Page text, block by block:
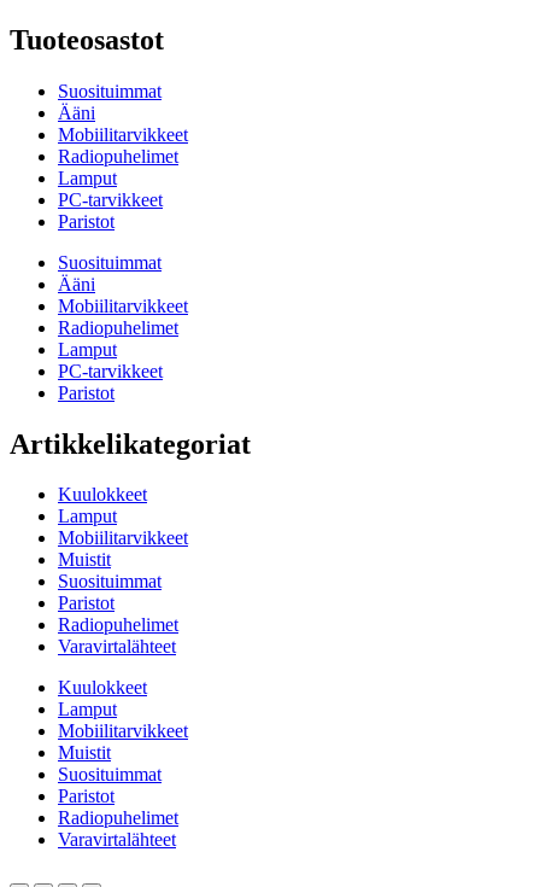
Tuoteosastot
Suosituimmat
Ääni
Mobiilitarvikkeet
Radiopuhelimet
Lamput
PC-tarvikkeet
Paristot
Suosituimmat
Ääni
Mobiilitarvikkeet
Radiopuhelimet
Lamput
PC-tarvikkeet
Paristot
Artikkelikategoriat
Kuulokkeet
Lamput
Mobiilitarvikkeet
Muistit
Suosituimmat
Paristot
Radiopuhelimet
Varavirtalähteet
Kuulokkeet
Lamput
Mobiilitarvikkeet
Muistit
Suosituimmat
Paristot
Radiopuhelimet
Varavirtalähteet